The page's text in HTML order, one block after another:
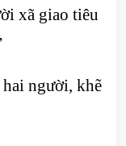
xã giao tiêu
người, khẽ